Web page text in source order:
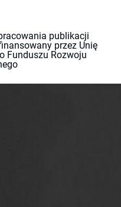
publikacji
przez Unię
Funduszu Rozwoju